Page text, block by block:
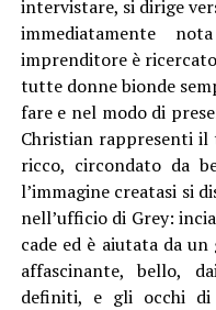
intervistare, si dirige
immediatamente
imprenditore è
tutte donne bionde
fare e nel modo di
Christian rappresenti il
ricco, circondato da
l’immagine creatasi si
nell’ufficio di Grey:
cade ed è aiutata da
affascinante, bello,
definiti, e gli occhi